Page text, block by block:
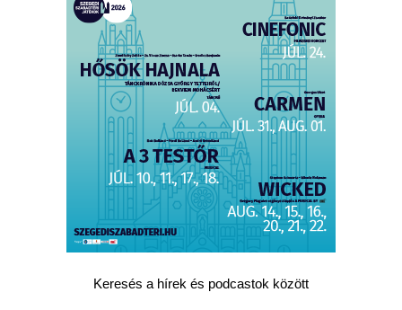
Keresés a hírek és podcastok között